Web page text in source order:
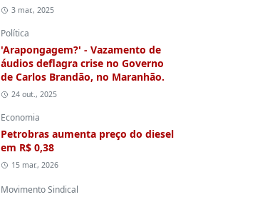
3 mar., 2025
Política
'Arapongagem?' - Vazamento de
áudios deflagra crise no Governo
de Carlos Brandão, no Maranhão.
24 out., 2025
Economia
Petrobras aumenta preço do diesel
em R$ 0,38
15 mar., 2026
Movimento Sindical